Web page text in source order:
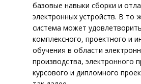
базовые навыки сборки и
электронных устройств. В то
система может
комплексного, проектного и
обучения в области
производства, электронного
курсового и дипломного